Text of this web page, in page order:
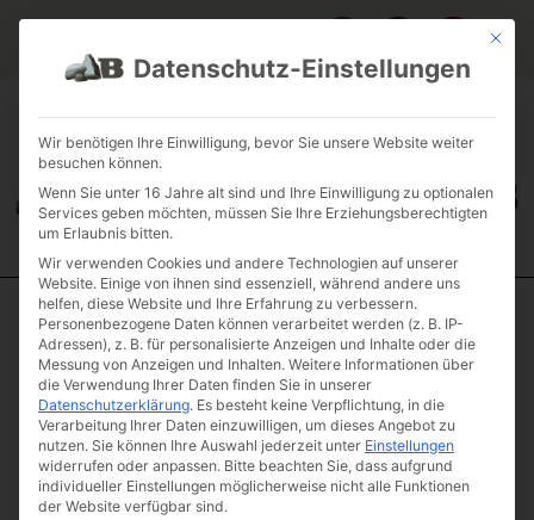
JOBS
FUHRPARK
Start/Einzelsteine/Solitaire/ Diabas „Plateau“
Diabas „Plateau“
Artikelnummer: B3-3
€290,00 (inkl. MwSt.)
Gewicht & Maße
Mit
Datenschutz-Einstellungen
Wir benötigen Ihre Einwilligung, bevor Sie unsere Website weiter
besuchen können.
Wenn Sie unter 16 Jahre alt sind und Ihre Einwilligung zu optionalen
Services geben möchten, müssen Sie Ihre Erziehungsberechtigten
um Erlaubnis bitten.
Wir verwenden Cookies und andere Technologien auf unserer
Website. Einige von ihnen sind essenziell, während andere uns
helfen, diese Website und Ihre Erfahrung zu verbessern.
Personenbezogene Daten können verarbeitet werden (z. B. IP-
Adressen), z. B. für personalisierte Anzeigen und Inhalte oder die
Messung von Anzeigen und Inhalten. Weitere Informationen über
die Verwendung Ihrer Daten finden Sie in unserer
Datenschutzerklärung. Es besteht keine Verpflichtung, in die
Verarbeitung Ihrer Daten einzuwilligen, um dieses Angebot zu
nutzen. Sie können Ihre Auswahl jederzeit unter Einstellungen
widerrufen oder anpassen. Bitte beachten Sie, dass aufgrund
individueller Einstellungen möglicherweise nicht alle Funktionen
der Website verfügbar sind.